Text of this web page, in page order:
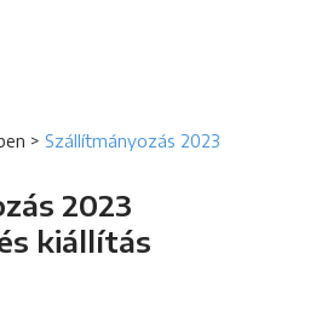
> Szállítmányozás 2023
2023
kiállítás